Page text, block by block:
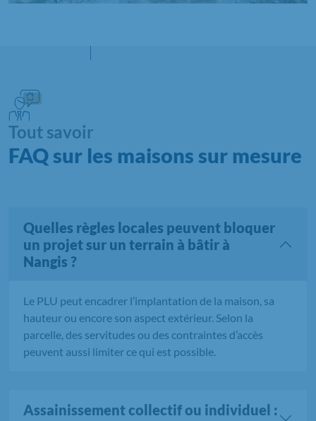
Tout savoir
FAQ sur les maisons sur mesure
Quelles règles locales peuvent bloquer
un projet sur un terrain à bâtir à
Nangis ?
Le PLU peut encadrer l’implantation de la maison, sa
hauteur ou encore son aspect extérieur. Selon la
parcelle, des servitudes ou des contraintes d’accès
peuvent aussi limiter ce qui est possible.
Assainissement collectif ou individuel :